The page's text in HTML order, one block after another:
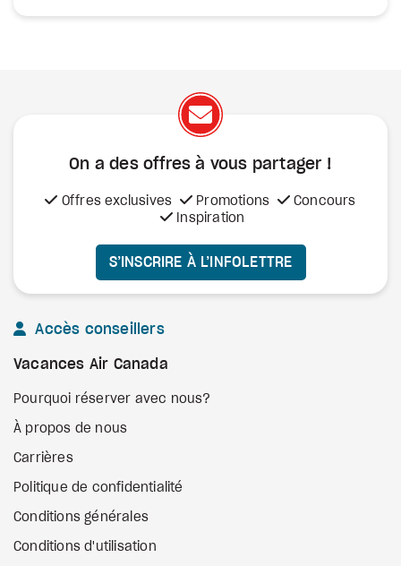
On a des offres à vous partager !
Offres exclusives Promotions
Concours
Inspiration
S’INSCRIRE À L’INFOLETTRE
Accès conseillers
Vacances Air Canada
Pourquoi réserver avec nous?
À propos de nous
Carrières
Politique de confidentialité
Conditions générales
Conditions d'utilisation